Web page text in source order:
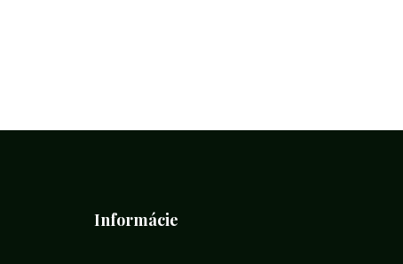
Informácie